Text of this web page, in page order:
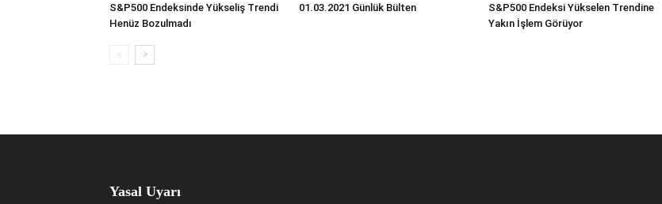
S&P500 Endeksinde Yükseliş Trendi
Henüz Bozulmadı
01.03.2021 Günlük Bülten
S&P500 Endeksi Yükselen Trendine
Yakın İşlem Görüyor
Yasal Uyarı